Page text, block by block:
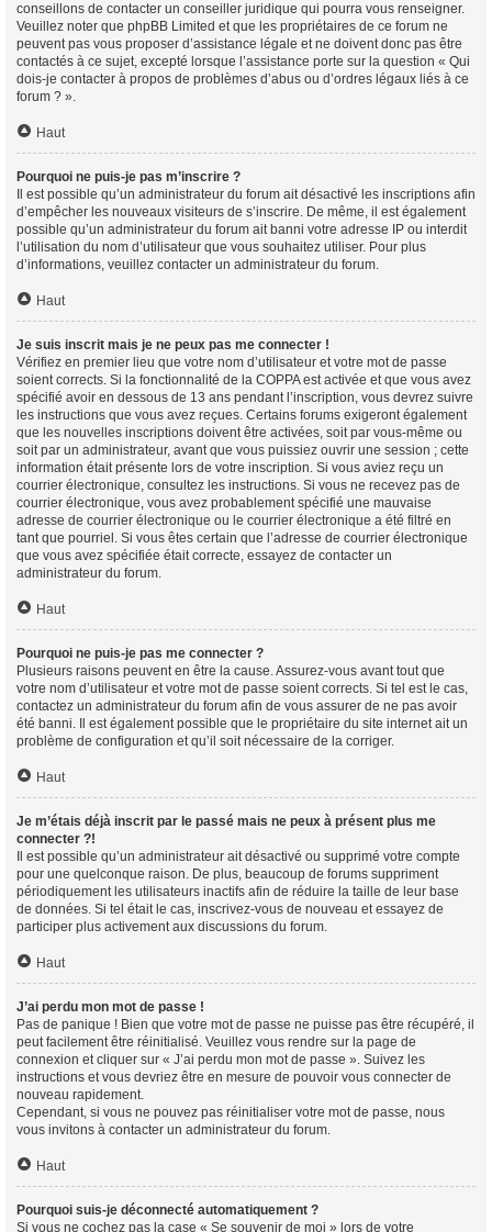
conseillons de contacter un conseiller juridique qui pourra vous renseigner.
Veuillez noter que phpBB Limited et que les propriétaires de ce forum ne
peuvent pas vous proposer d’assistance légale et ne doivent donc pas être
contactés à ce sujet, excepté lorsque l’assistance porte sur la question « Qui
dois-je contacter à propos de problèmes d’abus ou d’ordres légaux liés à ce
forum ? ».
Haut
Pourquoi ne puis-je pas m’inscrire ?
Il est possible qu’un administrateur du forum ait désactivé les inscriptions afin
d’empêcher les nouveaux visiteurs de s’inscrire. De même, il est également
possible qu’un administrateur du forum ait banni votre adresse IP ou interdit
l’utilisation du nom d’utilisateur que vous souhaitez utiliser. Pour plus
d’informations, veuillez contacter un administrateur du forum.
Haut
Je suis inscrit mais je ne peux pas me connecter !
Vérifiez en premier lieu que votre nom d’utilisateur et votre mot de passe
soient corrects. Si la fonctionnalité de la COPPA est activée et que vous avez
spécifié avoir en dessous de 13 ans pendant l’inscription, vous devrez suivre
les instructions que vous avez reçues. Certains forums exigeront également
que les nouvelles inscriptions doivent être activées, soit par vous-même ou
soit par un administrateur, avant que vous puissiez ouvrir une session ; cette
information était présente lors de votre inscription. Si vous aviez reçu un
courrier électronique, consultez les instructions. Si vous ne recevez pas de
courrier électronique, vous avez probablement spécifié une mauvaise
adresse de courrier électronique ou le courrier électronique a été filtré en
tant que pourriel. Si vous êtes certain que l’adresse de courrier électronique
que vous avez spécifiée était correcte, essayez de contacter un
administrateur du forum.
Haut
Pourquoi ne puis-je pas me connecter ?
Plusieurs raisons peuvent en être la cause. Assurez-vous avant tout que
votre nom d’utilisateur et votre mot de passe soient corrects. Si tel est le cas,
contactez un administrateur du forum afin de vous assurer de ne pas avoir
été banni. Il est également possible que le propriétaire du site internet ait un
problème de configuration et qu’il soit nécessaire de la corriger.
Haut
Je m’étais déjà inscrit par le passé mais ne peux à présent plus me
connecter ?!
Il est possible qu’un administrateur ait désactivé ou supprimé votre compte
pour une quelconque raison. De plus, beaucoup de forums suppriment
périodiquement les utilisateurs inactifs afin de réduire la taille de leur base
de données. Si tel était le cas, inscrivez-vous de nouveau et essayez de
participer plus activement aux discussions du forum.
Haut
J’ai perdu mon mot de passe !
Pas de panique ! Bien que votre mot de passe ne puisse pas être récupéré, il
peut facilement être réinitialisé. Veuillez vous rendre sur la page de
connexion et cliquer sur « J’ai perdu mon mot de passe ». Suivez les
instructions et vous devriez être en mesure de pouvoir vous connecter de
nouveau rapidement.
Cependant, si vous ne pouvez pas réinitialiser votre mot de passe, nous
vous invitons à contacter un administrateur du forum.
Haut
Pourquoi suis-je déconnecté automatiquement ?
Si vous ne cochez pas la case « Se souvenir de moi » lors de votre